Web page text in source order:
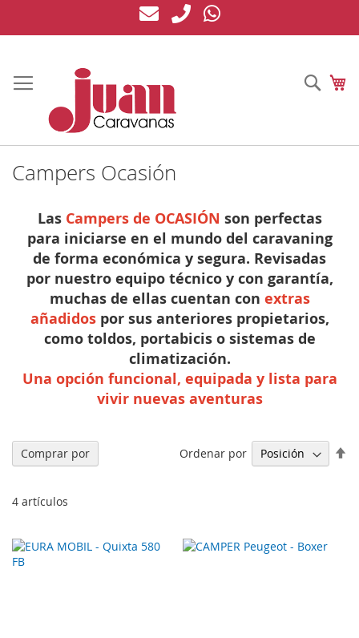
contenido
Campers Ocasión
Las Campers de OCASIÓN son perfectas
para iniciarse en el mundo del caravaning
de forma económica y segura. Revisadas
por nuestro equipo técnico y con garantía,
muchas de ellas cuentan con extras
añadidospor sus anteriores propietarios,
como toldos, portabicis o sistemas de
climatización.
Una opción funcional, equipada y lista para
vivir nuevas aventuras
4 artículos
Ordenar por
Comprar por